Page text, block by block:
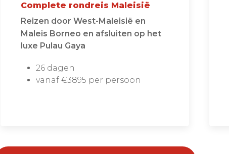
Complete rondreis Maleisië
Reizen door West-Maleisië en
Maleis Borneo en afsluiten op het
luxe Pulau Gaya
26 dagen
vanaf €3895 per persoon